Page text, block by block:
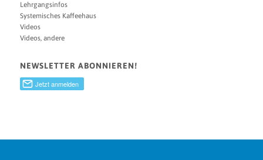
Lehrgangsinfos
Systemisches Kaffeehaus
Videos
Videos, andere
NEWSLETTER ABONNIEREN!